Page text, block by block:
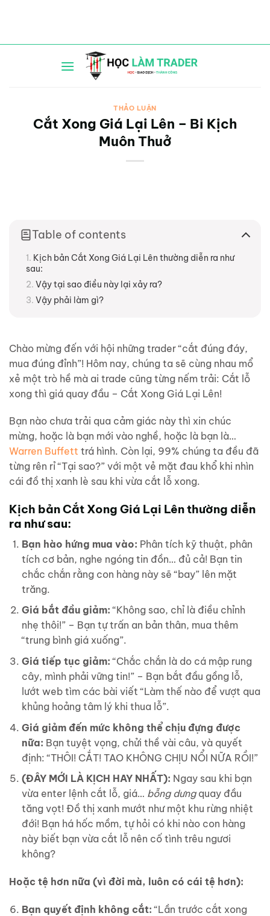
THẢO LUẬN
Cắt Xong Giá Lại Lên – Bi Kịch
Muôn Thuở
Table of contents
Kịch bản Cắt Xong Giá Lại Lên thường diễn ra như
sau:
Vậy tại sao điều này lại xảy ra?
Vậy phải làm gì?
Chào mừng đến với hội những trader “cắt đúng đáy,
mua đúng đỉnh”! Hôm nay, chúng ta sẽ cùng nhau mổ
xẻ một trò hề mà ai trade cũng từng nếm trải: Cắt lỗ
xong thì giá quay đầu – Cắt Xong Giá Lại Lên!
Bạn nào chưa trải qua cảm giác này thì xin chúc
mừng, hoặc là bạn mới vào nghề, hoặc là bạn là…
Warren Buffett trá hình. Còn lại, 99% chúng ta đều đã
từng rên rỉ “Tại sao?” với một vẻ mặt đau khổ khi nhìn
cái đồ thị xanh lè sau khi vừa cắt lỗ xong.
Kịch bản Cắt Xong Giá Lại Lênthường diễn
ra như sau:
Bạn hào hứng mua vào: Phân tích kỹ thuật, phân
tích cơ bản, nghe ngóng tin đồn… đủ cả! Bạn tin
chắc chắn rằng con hàng này sẽ “bay” lên mặt
trăng.
Giá bắt đầu giảm: “Không sao, chỉ là điều chỉnh
nhẹ thôi!” – Bạn tự trấn an bản thân, mua thêm
“trung bình giá xuống”.
Giá tiếp tục giảm: “Chắc chắn là do cá mập rung
cây, mình phải vững tin!” – Bạn bắt đầu gồng lỗ,
lướt web tìm các bài viết “Làm thế nào để vượt qua
khủng hoảng tâm lý khi thua lỗ”.
Giá giảm đến mức không thể chịu đựng được
nữa: Bạn tuyệt vọng, chửi thề vài câu, và quyết
định: “THÔI! CẮT! TAO KHÔNG CHỊU NỔI NỮA RỒI!”
(ĐÂY MỚI LÀ KỊCH HAY NHẤT): Ngay sau khi bạn
vừa enter lệnh cắt lỗ, giá… bỗng dưngquay đầu
tăng vọt! Đồ thị xanh mướt như một khu rừng nhiệt
đới! Bạn há hốc mồm, tự hỏi có khi nào con hàng
này biết bạn vừa cắt lỗ nên cố tình trêu ngươi
không?
Hoặc tệ hơn nữa (vì đời mà, luôn có cái tệ hơn):
Bạn quyết định không cắt: “Lần trước cắt xong